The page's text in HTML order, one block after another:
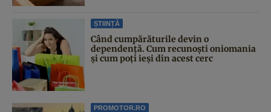
ȘTIINȚĂ
Când cumpărăturile devin o
dependență. Cum recunoști oniomania
și cum poți ieși din acest cerc
PROMOTOR.RO